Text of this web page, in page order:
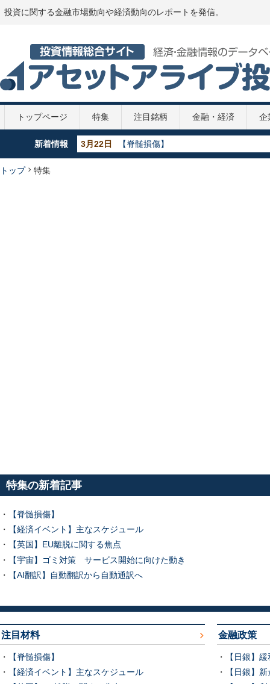
投資に関する金融市場動向や経済動向のレポートを発信。
トップページ 特集 注目銘柄 金融・経済 企
新着情報 5月29日
【GDP】各国のGDP推移 2020年
5月29日
【政策金利推移】2020年
トップ 特集
特集の新着記事
・
【脊髄損傷】
・
【経済イベント】主なスケジュール
・
【英国】EU離脱に関する焦点
・
【宇宙】ゴミ対策 サービス開始に向けた動き
・
【AI翻訳】自動翻訳から自動通訳へ
注目材料
・
【脊髄損傷】
・
【経済イベント】主なスケジュール
金融政策
・
【日銀】
・
【日銀】